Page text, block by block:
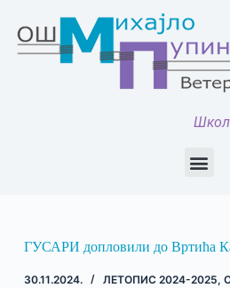
ГУСАРИ допловили до Вртића
30.11.2024. ЛЕТОПИС 2024-2025,